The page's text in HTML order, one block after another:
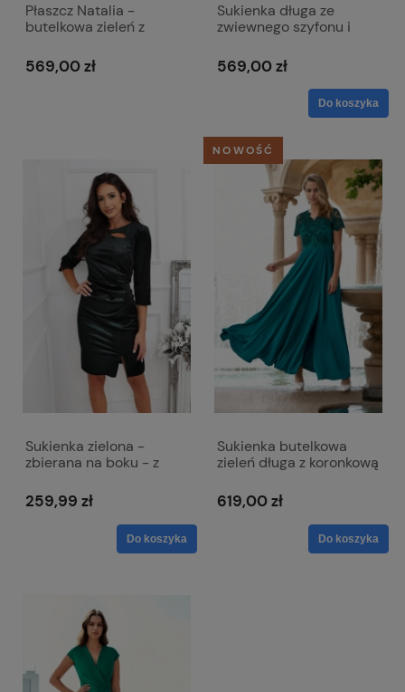
Płaszcz Natalia -
butelkowa zieleń z
569,00 zł
Sukienka długa ze
zwiewnego szyfonu i
Laura zielona
569,00 zł
Do koszyka
Sukienka zielona -
zbierana na boku - z
259,99 zł
Do koszyka
Sukienka butelkowa
zieleń długa z koronkową
rękawkiem - Paula
619,00 zł
Do koszyka
NOWOŚĆ